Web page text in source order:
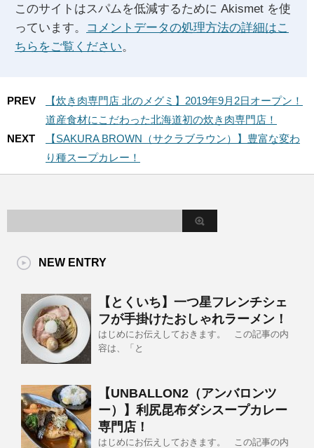
このサイトはスパムを低減するために Akismet を使
っています。
コメントデータの処理方法の詳細はこ
ちらをご覧ください。
PREV
【炊き肉専門店 北のメグミ】2019年9月2日オープン！
道産食材にこだわった北海道初の炊き肉専門店！
NEXT
【SAKURA BROWN（サクラブラウン）】豊富な変わ
り種スープカレー！
NEW ENTRY
【とくいち】一つ星フレンチシェ
フが手掛けたおしゃれラーメン！
はじめにお伝えしておきます。 この記事の内
容は、「と
【UNBALLON2（アンバロンツ
ー）】利尻昆布ダシスープカレー
専門店！
はじめにお伝えしておきます。 この記事の内